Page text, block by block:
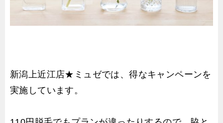
新潟上近江店★ミュゼでは、得なキャンペーンを
実施しています。